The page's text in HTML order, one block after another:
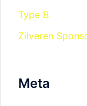
Type B
Zilveren
Meta